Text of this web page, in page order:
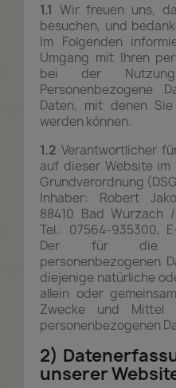
1.1 Wir freuen uns,
besuchen, und
Im Folgenden
Umgang mit Ihren
bei der
Personenbezogene
Daten, mit denen
werden können.
1.2 Verantwortlicher
auf dieser Website
Grundverordnung
Inhaber: Robert
88410 Bad Wurzach
Tel.: 07564-935300,
Der für die
personenbezogenen
diejenige natürliche
allein oder
Zwecke und Mittel
personenbezogenen
2)
unserer